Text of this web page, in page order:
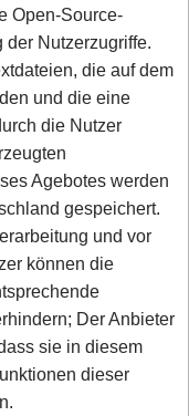
Open-Source-
Nutzerzugriffe.
die auf dem
und die eine
die Nutzer
Agebotes werden
gespeichert.
und vor
können die
Der Anbieter
sie in diesem
dieser